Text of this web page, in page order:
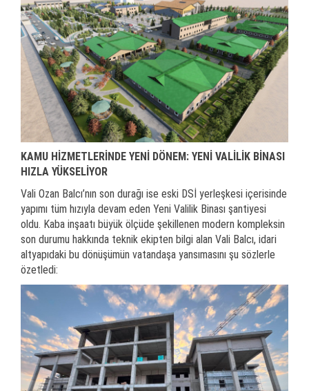
KAMU HİZMETLERİNDE YENİ DÖNEM: YENİ VALİLİK BİNASI
HIZLA YÜKSELİYOR
Vali Ozan Balcı’nın son durağı ise eski DSİ yerleşkesi içerisinde
yapımı tüm hızıyla devam eden Yeni Valilik Binası şantiyesi
oldu. Kaba inşaatı büyük ölçüde şekillenen modern kompleksin
son durumu hakkında teknik ekipten bilgi alan Vali Balcı, idari
altyapıdaki bu dönüşümün vatandaşa yansımasını şu sözlerle
özetledi: